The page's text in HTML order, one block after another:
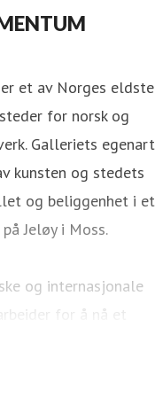
et av Norges eldste
for norsk og
Galleriets egenart
kunsten og stedets
og beliggenhet i et
Jeløy i Moss.
og internasjonale
for å nå et